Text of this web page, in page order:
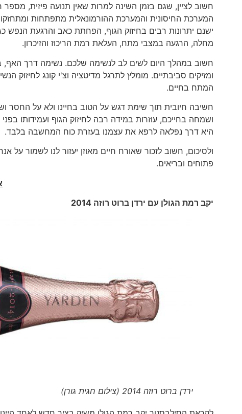
חשוב לציין, שגם בזמן השינה למרות שאין תנועה פיזית,
המערכת החיסונית והמערכת ההורמונאלית מתפתחות
ישנם יתרונות רבים בחיזוק הגוף, הפחתת כאב והרגעת הנפש
מחלה, הרגעה במצבי מתח, העלאת רמת הריכוז והזיכרון.
חשוב במהלך היום לשים לב לנשימה שלכם. נשימה דרך האף,
ומזיקים סביבתיים. מומלץ לתרגל מדיטציה וצ'י קונג לחיזוק
המתח בחיים.
חשיבה חיובית תוך שימת דגש על הטוב בחיינו ולא על
ושמחה בחייכם, עוזרות במידה רבה לחיזוק הגוף ועמידותו
היא דרך נפלאה לרפא את עצמנו בעזרת כוח המחשבה בלבד.
ולסיכום, חשוב לזכור שאורח חיים מאוזן יעזור לנו לשמור על
פתוחים ובריאים.
יקב רמת הגולן עם ירדן ברוט רוזה 2014
ירדן ברוט רוזה 2014 (צילום חגית גורן)